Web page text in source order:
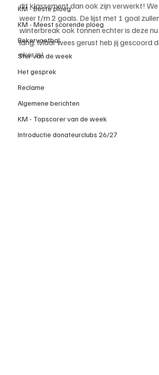
KM - Beste ploeg
KM - Meest scorende ploeg
Bekervoetbal
Ster van de week
Het gesprek
Reclame
Algemene berichten
KM - Topscorer van de week
Introductie donateurclubs 26/27
dit klassement dan ook zijn verwerkt!
weer t/m 2 goals. De lijst met 1 goal
winterbreak ook tonnen echter is deze
lang. Maar wees gerust heb jij gescoord
eker in!